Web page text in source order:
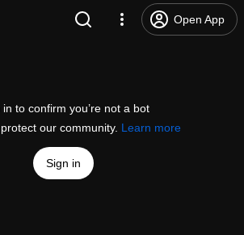
Open App
in to confirm you’re not a bot
our community. Learn more
Sign in